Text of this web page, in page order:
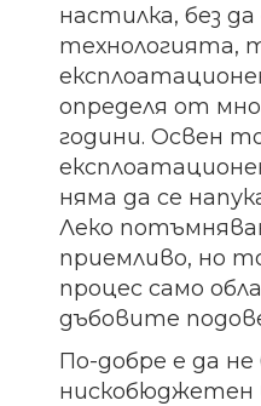
настилка, без
технологията,
определя от
години. Освен
няма да се
Леко
приемливо, но
процес само
дъбовите
По-добре е да
нискобюджетен